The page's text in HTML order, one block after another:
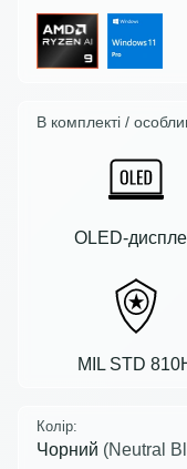
В комплекті /
OLED-
MIL STD
Колір:
Чорний (Neutral